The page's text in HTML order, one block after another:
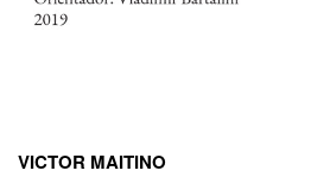
VICTOR MAITINO